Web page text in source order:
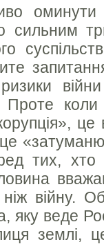
оминути
сильним
ризики
Проте
це
тих, хто
війну.
яку веде
землі,